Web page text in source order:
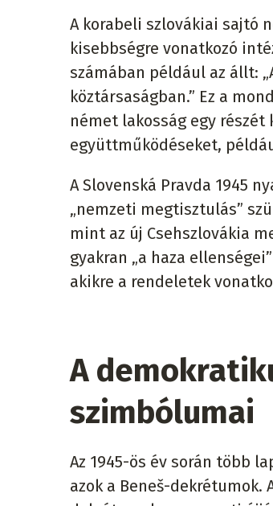
A korabeli szlovákiai sajtó
kisebbségre vonatkozó
számában például az állt:
köztársaságban.” Ez a
német lakosság egy
együttműködéseket,
A Slovenská Pravda 1945
„nemzeti megtisztulás”
mint az új Csehszlovákia
gyakran „a haza
akikre a rendeletek
A
szimbólumai
Az 1945-ös év során több
azok a Beneš-